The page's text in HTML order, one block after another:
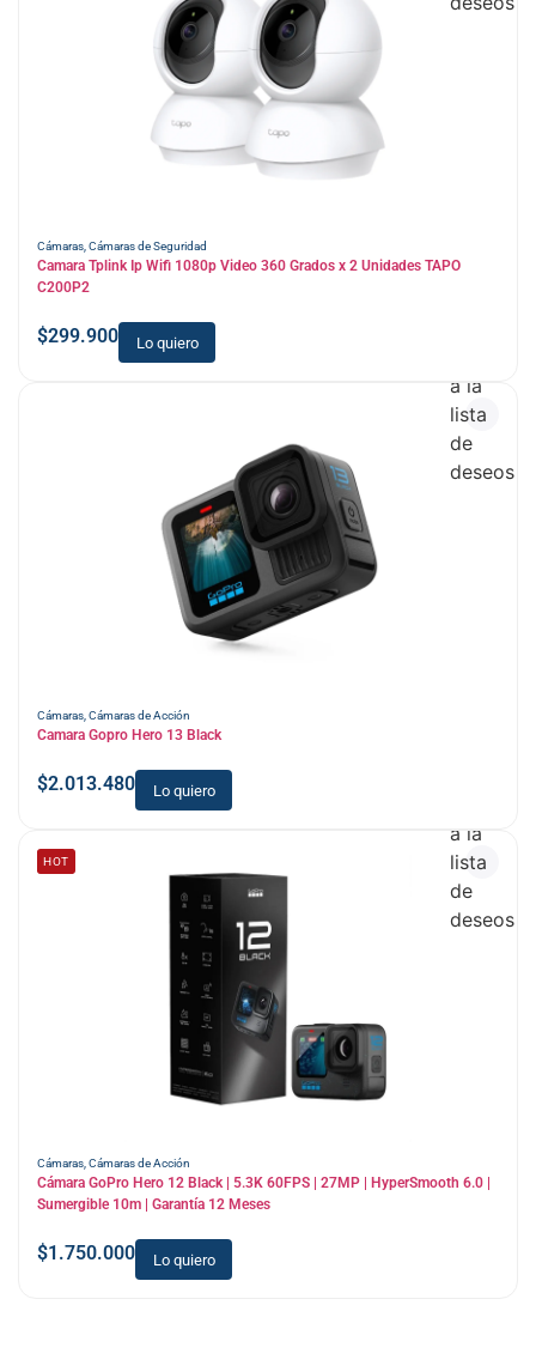
Cámaras,Cámaras de Seguridad
Camara Tplink Ip Wifi 1080p Video 360 Grados x 2 Unidades TAPO
C200P2
$299.900 Lo quiero
Cámaras,Cámaras de Acción
Camara Gopro Hero 13 Black
$2.013.480 Lo quiero
a la
lista
de
deseos
Cámaras,Cámaras de Acción
Cámara GoPro Hero 12 Black | 5.3K 60FPS | 27MP | HyperSmooth 6.0 |
Sumergible 10m | Garantía 12 Meses
$1.750.000 Lo quiero
HOT
a la
lista
de
deseos